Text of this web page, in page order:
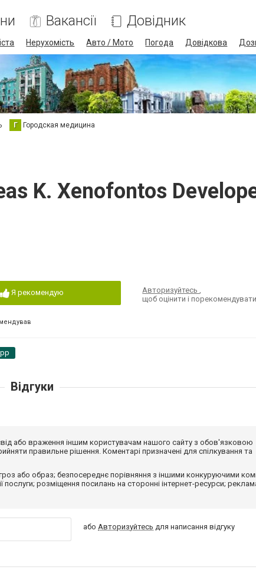
Вакансії Довідник
Нерухомість Авто / Мото Погода Довідкова
Г Городская медицина
K. Xenofontos
Я рекомендую Авторизуйтесь,
щоб оцінити і порекомендувати
Відгуки
або враження іншим користувачам нашого сайту з обов'язковою
правильне рішення. Коментарі призначені для спілкування та
або образ; безпосереднє порівняння з іншими конкуруючими
послуги; розміщення посилань на сторонні інтернет-ресурси;
абоАвторизуйтесь для написання відгуку